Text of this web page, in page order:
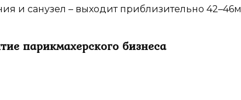
и санузел – выходит приблизительно 42–46м
парикмахерского бизнеса